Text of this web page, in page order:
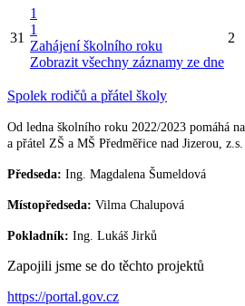
31
1
1
Zahájení školního roku
Zobrazit všechny záznamy ze dne
2
Spolek rodičů a přátel školy
Od ledna školního roku 2022/2023 pomáhá
a přátel ZŠ a MŠ Předměřice nad Jizerou, z.s.
Předseda: Ing. Magdalena Šumeldová
Místopředseda: Vilma Chalupová
Pokladník: Ing. Lukáš Jirků
Zapojili jsme se do těchto projektů
https://portal.gov.cz